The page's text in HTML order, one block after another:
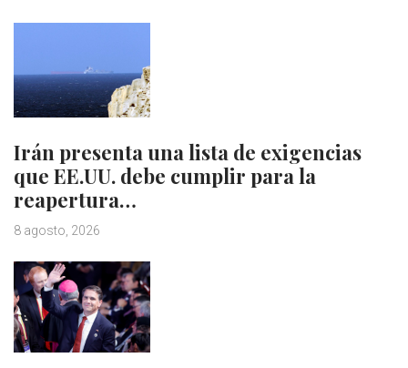
Irán presenta una lista de exigencias
que EE.UU. debe cumplir para la
reapertura…
8 agosto, 2026